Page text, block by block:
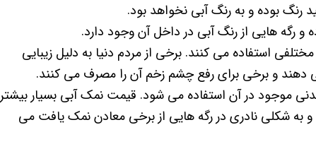
استفاده می کنند. برخی از مردم دنیا به دلیل زیبایی
دهند و برخی برای رفع چشم زخم آن را مصرف می کنند.
موجود در آن استفاده می شود. قیمت نمک آبی بسیار بیشتر
و به شکلی نادری در رگه هایی از برخی معادن نمک یافت می